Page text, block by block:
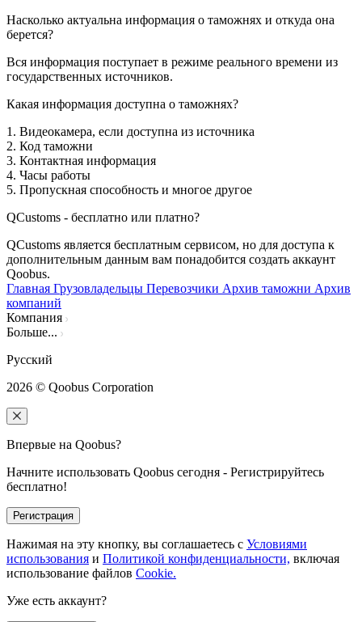
Насколько актуальна информация о таможнях и откуда она
берется?
Вся информация поступает в режиме реального времени из
государственных источников.
Какая информация доступна о таможнях?
1. Видеокамера, если доступна из источника
2. Код таможни
3. Контактная информация
4. Часы работы
5. Пропускная способность и многое другое
QCustoms - бесплатно или платно?
QCustoms является бесплатным сервисом, но для доступа к
дополнительным данным вам понадобится создать аккаунт
Qoobus.
Главная Грузовладельцы Перевозчики Архив таможни Архив
компаний
Компания
Больше...
Русский
2026 © Qoobus Corporation
Впервые на Qoobus?
Начните использовать Qoobus сегодня - Регистрируйтесь
бесплатно!
Регистрация
Нажимая на эту кнопку, вы соглашаетесь с Условиями
использования и Политикой конфиденциальности, включая
использование файлов Cookie.
Уже есть аккаунт?